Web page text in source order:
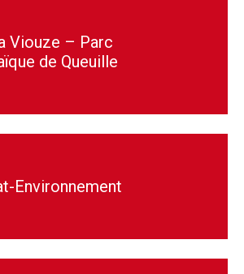
Viouze – Parc
de Queuille
Environnement